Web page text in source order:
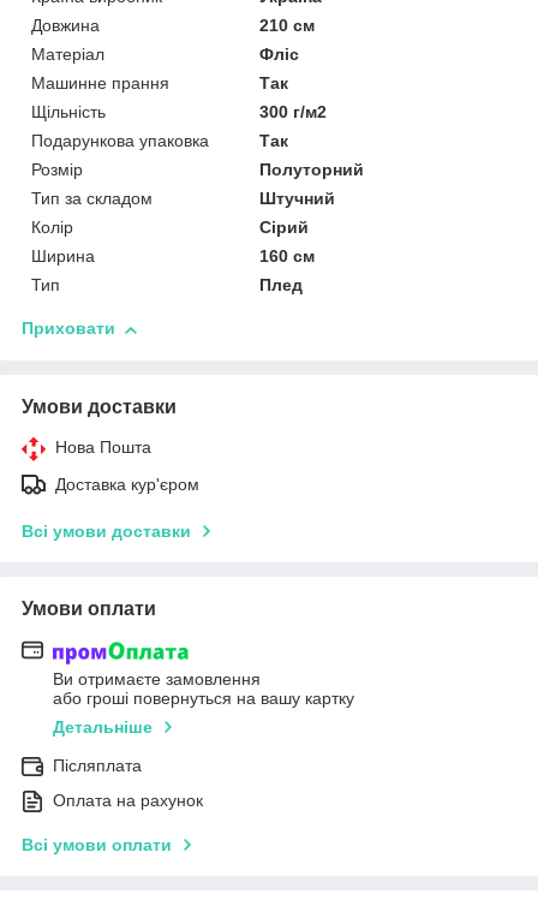
Довжина
210 см
Матеріал
Фліс
Машинне прання
Так
Щільність
300 г/м2
Подарункова упаковка
Так
Розмір
Полуторний
Тип за складом
Штучний
Колір
Сірий
Ширина
160 см
Тип
Плед
Приховати
Умови доставки
Нова Пошта
Доставка кур'єром
Всі умови доставки
Умови оплати
Ви отримаєте замовлення
або гроші повернуться на вашу картку
Детальніше
Післяплата
Оплата на рахунок
Всі умови оплати